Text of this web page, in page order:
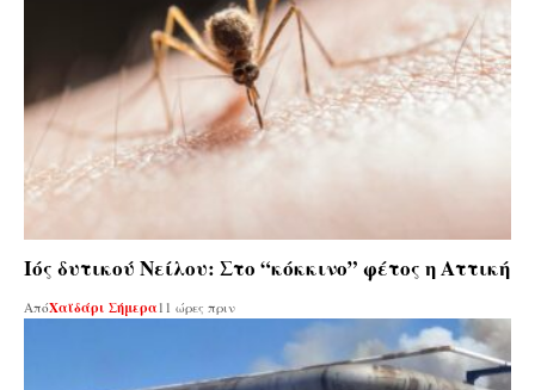
Ιός δυτικού Νείλου: Στο “κόκκινο” φέτος η Αττική
ΑπόΧαϊδάρι Σήμερα11 ώρες πριν